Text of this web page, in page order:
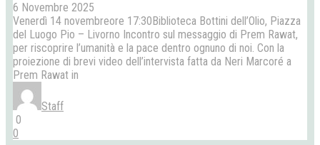
6 Novembre 2025
Venerdì 14 novembreore 17:30Biblioteca Bottini dell’Olio, Piazza
del Luogo Pio – Livorno Incontro sul messaggio di Prem Rawat,
per riscoprire l’umanità e la pace dentro ognuno di noi. Con la
proiezione di brevi video dell’intervista fatta da Neri Marcoré a
Prem Rawat in
Staff
0
0